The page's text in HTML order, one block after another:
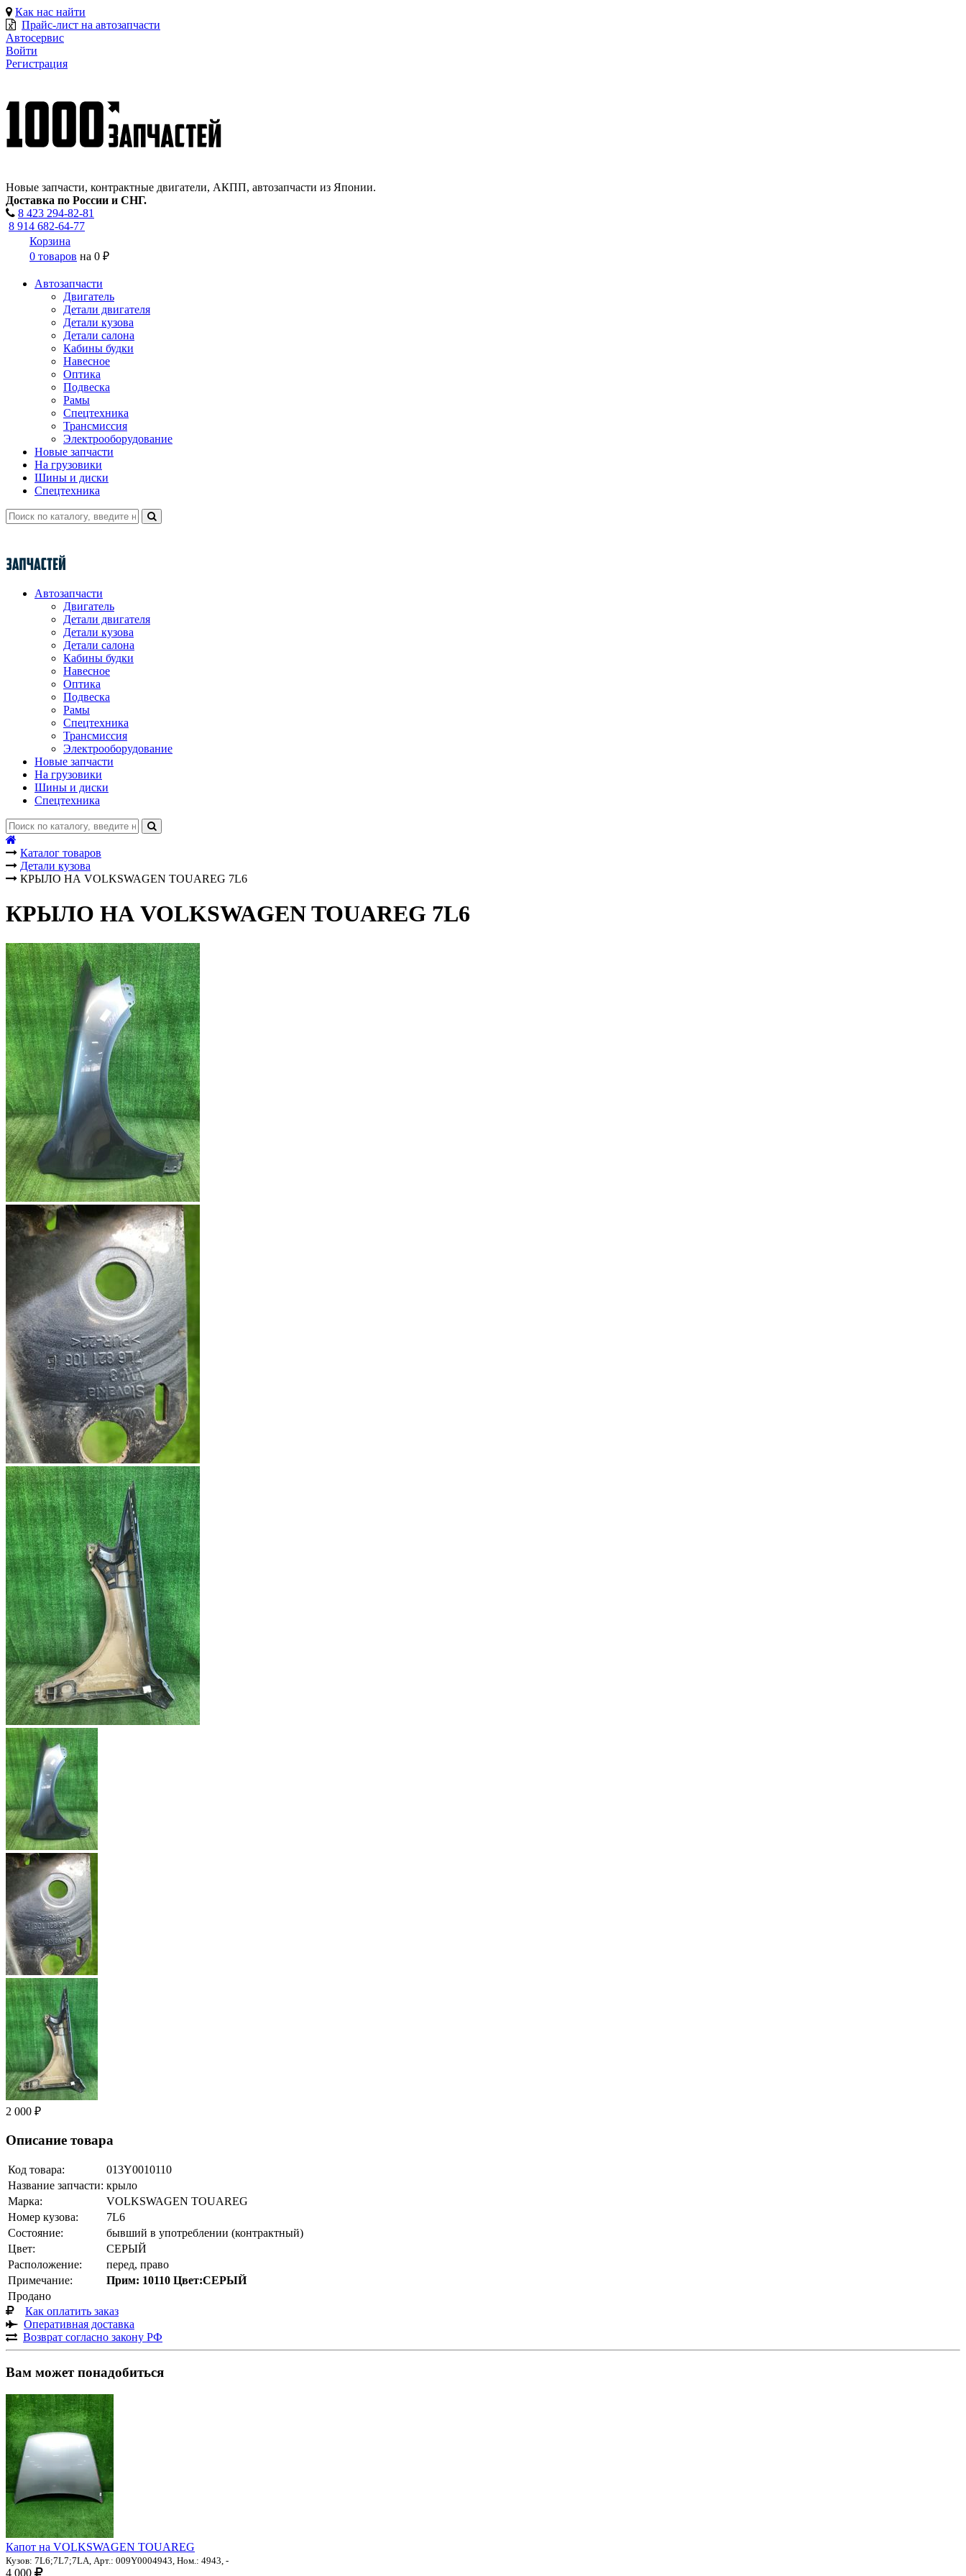
Как нас найти
Прайс-лист на автозапчасти
Автосервис
Войти
Регистрация
Новые запчасти, контрактные двигатели, АКПП, автозапчасти из Японии.
Доставка по России и СНГ.
8 423 294-82-81
8 914 682-64-77
Корзина
0 товаров на 0 ₽
Автозапчасти
Двигатель
Детали двигателя
Детали кузова
Детали салона
Кабины будки
Навесное
Оптика
Подвеска
Рамы
Спецтехника
Трансмиссия
Электрооборудование
Новые запчасти
На грузовики
Шины и диски
Спецтехника
Автозапчасти
Двигатель
Детали двигателя
Детали кузова
Детали салона
Кабины будки
Навесное
Оптика
Подвеска
Рамы
Спецтехника
Трансмиссия
Электрооборудование
Новые запчасти
На грузовики
Шины и диски
Спецтехника
Каталог товаров
Детали кузова
КРЫЛО НА VOLKSWAGEN TOUAREG 7L6
КРЫЛО НА VOLKSWAGEN TOUAREG 7L6
2 000 ₽
Описание товара
Код товара:
013Y0010110
Название запчасти: крыло
Марка:
VOLKSWAGEN TOUAREG
Номер кузова:
7L6
Состояние:
бывший в употреблении (контрактный)
Цвет:
СЕРЫЙ
Расположение:
перед, право
Примечание:
Прим: 10110 Цвет:СЕРЫЙ
Продано
Как оплатить заказ
Оперативная доставка
Возврат согласно закону РФ
Вам может понадобиться
Капот на VOLKSWAGEN TOUAREG
Кузов: 7L6;7L7;7LA, Арт.: 009Y0004943, Ном.: 4943, -
4 000